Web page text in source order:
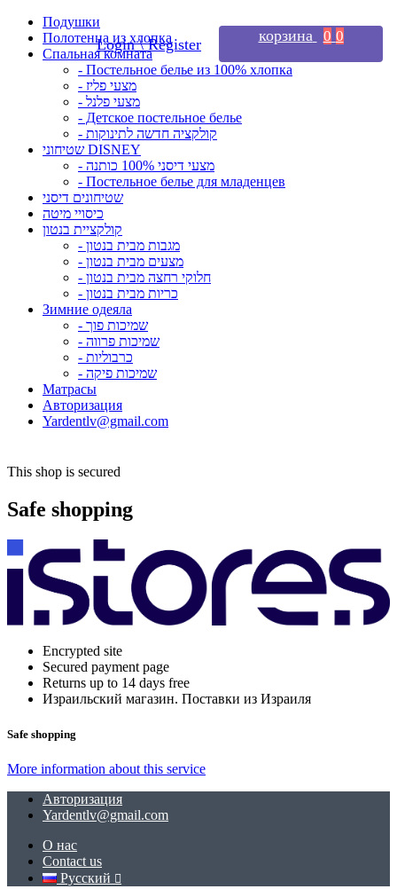
Подушки
Полотенца из хлопка
Спальная комната
- Постельное белье из 100% хлопка
- מצעי פליז
- מצעי פלנל
- Детское постельное белье
- קולקציה חדשה לתינוקות
שטיחוני DISNEY
- מצעי דיסני 100% כותנה
- Постельное белье для младенцев
שטיחונים דיסני
כיסויי מיטה
קולקציית בנטון
- מגבות מבית בנטון
- מצעים מבית בנטון
- חלוקי רחצה מבית בנטון
- כריות מבית בנטון
Зимние одеяла
- שמיכות פוך
- שמיכות פרווה
- כרבוליות
- שמיכות פיקה
Матрасы
Авторизация
Yardentlv@gmail.com
This shop is secured
Safe shopping
Encrypted site
Secured payment page
Returns up to 14 days free
Израильский магазин. Поставки из Израиля
Safe shopping
More information about this service
Авторизация
Yardentlv@gmail.com
О нас
Contact us
Русский
Login \ Register корзина 0 0